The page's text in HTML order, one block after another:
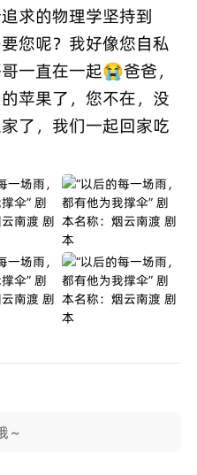
求的物理学坚持到
您呢？我好像您自私
一直在一起😭爸爸，
苹果了，您不在，没
了，我们一起回家吃
～